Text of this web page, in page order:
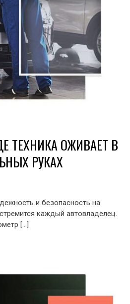
ТЕХНИКА ОЖИВАЕТ В
РУКАХ
и безопасность на
каждый автовладелец.
[…]